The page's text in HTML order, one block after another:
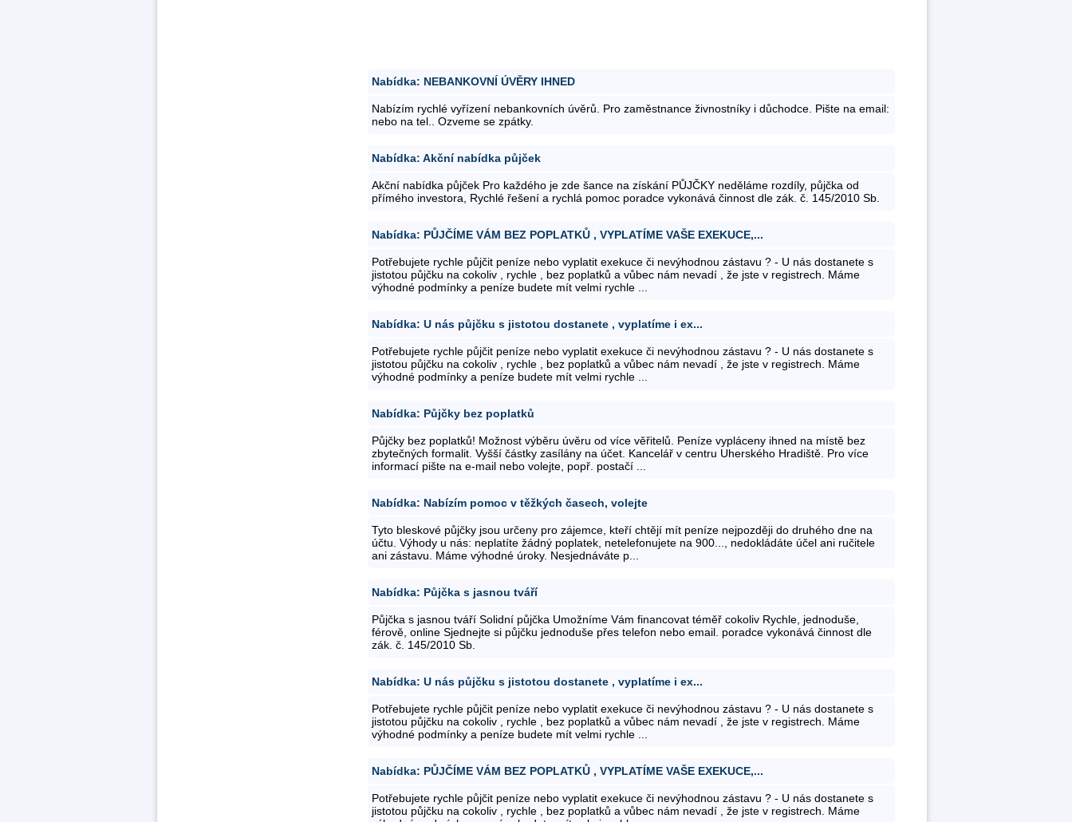
Nabídka: NEBANKOVNÍ ÚVĚRY IHNED
Nabízím rychlé vyřízení nebankovních úvěrů. Pro zaměstnance živnostníky i důchodce. Pište na email:
nebo na tel.. Ozveme se zpátky.
Nabídka: Akční nabídka půjček
Akční nabídka půjček Pro každého je zde šance na získání PŮJČKY neděláme rozdíly, půjčka od
přímého investora, Rychlé řešení a rychlá pomoc poradce vykonává činnost dle zák. č. 145/2010 Sb.
Nabídka: PŮJČÍME VÁM BEZ POPLATKŮ , VYPLATÍME VAŠE EXEKUCE,...
Potřebujete rychle půjčit peníze nebo vyplatit exekuce či nevýhodnou zástavu ? - U nás dostanete s
jistotou půjčku na cokoliv , rychle , bez poplatků a vůbec nám nevadí , že jste v registrech. Máme
výhodné podmínky a peníze budete mít velmi rychle ...
Nabídka: U nás půjčku s jistotou dostanete , vyplatíme i ex...
Potřebujete rychle půjčit peníze nebo vyplatit exekuce či nevýhodnou zástavu ? - U nás dostanete s
jistotou půjčku na cokoliv , rychle , bez poplatků a vůbec nám nevadí , že jste v registrech. Máme
výhodné podmínky a peníze budete mít velmi rychle ...
Nabídka: Půjčky bez poplatků
Půjčky bez poplatků! Možnost výběru úvěru od více věřitelů. Peníze vypláceny ihned na místě bez
zbytečných formalit. Vyšší částky zasílány na účet. Kancelář v centru Uherského Hradiště. Pro více
informací pište na e-mail nebo volejte, popř. postačí ...
Nabídka: Nabízím pomoc v těžkých časech, volejte
Tyto bleskové půjčky jsou určeny pro zájemce, kteří chtějí mít peníze nejpozději do druhého dne na
účtu. Výhody u nás: neplatíte žádný poplatek, netelefonujete na 900..., nedokládáte účel ani ručitele
ani zástavu. Máme výhodné úroky. Nesjednáváte p...
Nabídka: Půjčka s jasnou tváří
Půjčka s jasnou tváří Solidní půjčka Umožníme Vám financovat téměř cokoliv Rychle, jednoduše,
férově, online Sjednejte si půjčku jednoduše přes telefon nebo email. poradce vykonává činnost dle
zák. č. 145/2010 Sb.
Nabídka: U nás půjčku s jistotou dostanete , vyplatíme i ex...
Potřebujete rychle půjčit peníze nebo vyplatit exekuce či nevýhodnou zástavu ? - U nás dostanete s
jistotou půjčku na cokoliv , rychle , bez poplatků a vůbec nám nevadí , že jste v registrech. Máme
výhodné podmínky a peníze budete mít velmi rychle ...
Nabídka: PŮJČÍME VÁM BEZ POPLATKŮ , VYPLATÍME VAŠE EXEKUCE,...
Potřebujete rychle půjčit peníze nebo vyplatit exekuce či nevýhodnou zástavu ? - U nás dostanete s
jistotou půjčku na cokoliv , rychle , bez poplatků a vůbec nám nevadí , že jste v registrech. Máme